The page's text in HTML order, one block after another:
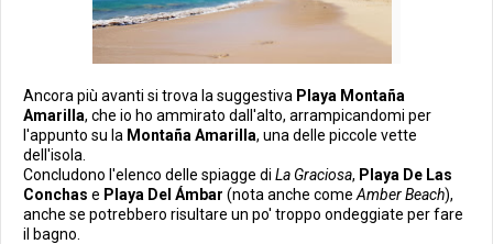
Ancora più avanti si trova la suggestiva Playa Montaña
Amarilla, che io ho ammirato dall'alto, arrampicandomi per
l'appunto su la Montaña Amarilla, una delle piccole vette
dell'isola.
Concludono l'elenco delle spiagge di La Graciosa, Playa De Las
Conchas e Playa Del Ámbar (nota anche come Amber Beach),
anche se potrebbero risultare un po' troppo ondeggiate per fare
il bagno.